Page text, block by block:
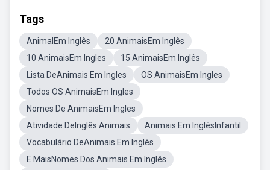
Tags
AnimalEm Inglês
20 AnimaisEm Inglês
10 AnimaisEm Ingles
15 AnimaisEm Inglês
Lista DeAnimais Em Ingles
OS AnimaisEm Ingles
Todos OS AnimaisEm Ingles
Nomes De AnimaisEm Ingles
Atividade DeInglês Animais
Animais Em InglêsInfantil
Vocabulário DeAnimais Em Inglês
E MaisNomes Dos Animais Em Inglês